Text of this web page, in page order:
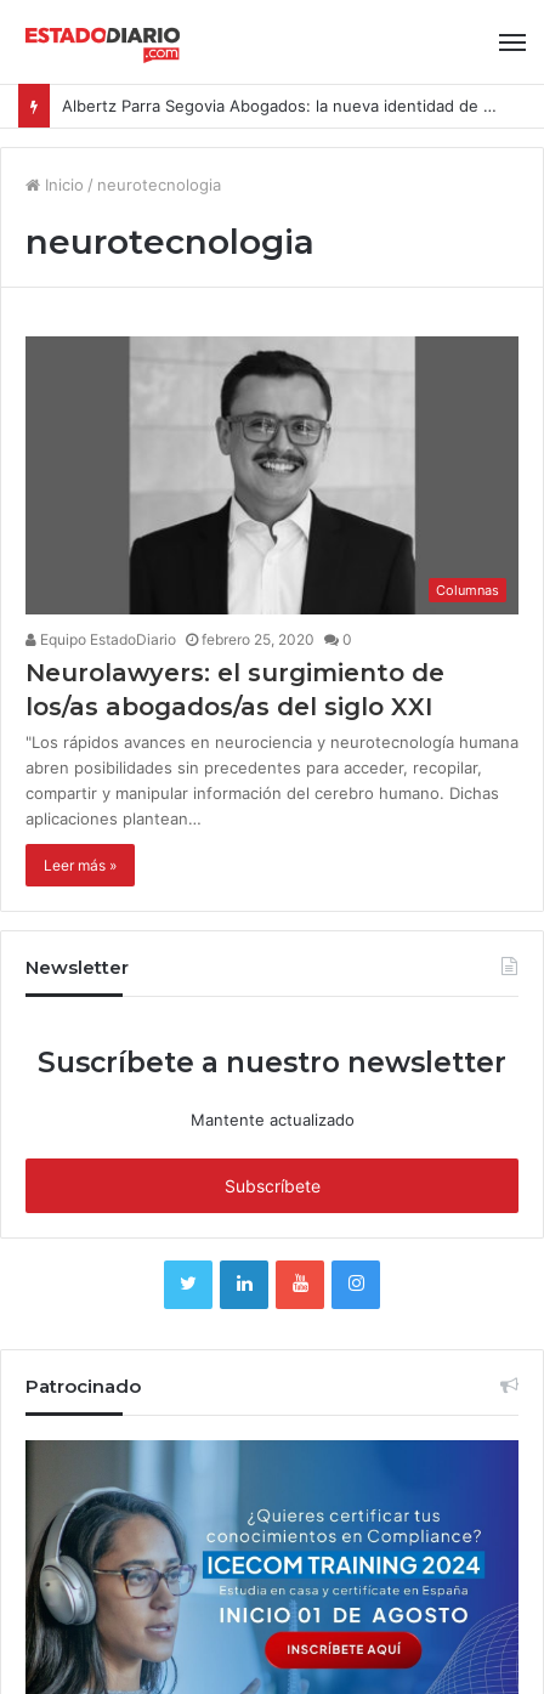
Albertz Parra Segovia Abogados: la nueva identidad de Segovia Consulting
Inicio / neurotecnologia
neurotecnologia
Columnas
Equipo EstadoDiario febrero 25, 2020 0
Neurolawyers: el surgimiento de
los/as abogados/as del siglo XXI
"Los rápidos avances en neurociencia y neurotecnología humana
abren posibilidades sin precedentes para acceder, recopilar,
compartir y manipular información del cerebro humano. Dichas
aplicaciones plantean…
Leer más »
Newsletter
Suscríbete a nuestro newsletter
Mantente actualizado
Patrocinado